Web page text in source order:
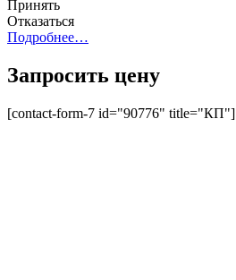
Принять
Отказаться
Подробнее…
Запросить цену
[contact-form-7 id="90776" title="КП"]